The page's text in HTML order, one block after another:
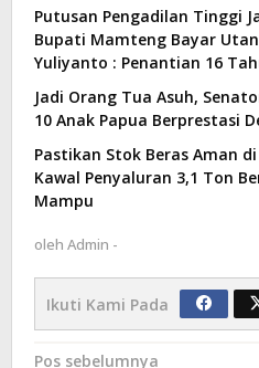
Putusan Pengadilan Tinggi
Bupati Mamteng Bayar
Yuliyanto : Penantian 16
Jadi Orang Tua Asuh,
10 Anak Papua Berprestasi
Pastikan Stok Beras Aman
Kawal Penyaluran 3,1 Ton
Mampu
oleh Admin -
Ikuti Kami Pada
Pos sebelumnya